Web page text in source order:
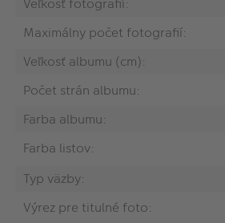
Maximálny počet fotografií:
Veľkosť albumu (cm):
Počet strán albumu:
Farba albumu:
Farba listov:
Typ väzby:
Výrez pre titulné foto: